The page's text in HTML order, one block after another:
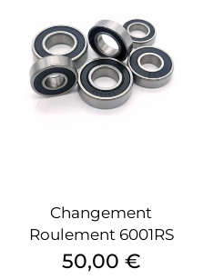
Changement
Roulement 6001RS
Prix
50,00 €